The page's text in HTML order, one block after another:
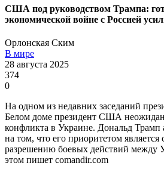
США под руководством Трампа:
экономической войне с Россией
Орлонская Ским
В мире
28 августа 2025
374
0
На одном из недавних заседаний
Белом доме президент США
конфликта в Украине. Дональд Трамп
на том, что его приоритетом
разрешению боевых действий между
этом пишет comandir.com